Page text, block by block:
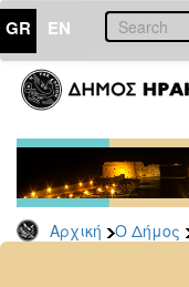
GR EN
Αρχική Ο Δήμος
ΔΗΜΟΣ
Δελτία
Τύπου
Αρχείο
2026